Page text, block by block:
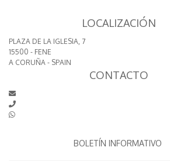
LOCALIZACIÓN
PLAZA DE LA IGLESIA, 7
15500 - FENE
A CORUÑA - SPAIN
CONTACTO
BOLETÍN INFORMATIVO